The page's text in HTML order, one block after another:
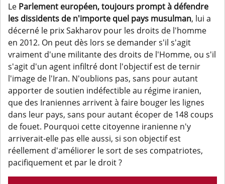
Le Parlement européen, toujours prompt à défendre
les dissidents de n'importe quel pays musulman, lui a
décerné le prix Sakharov pour les droits de l'homme
en 2012. On peut dès lors se demander s'il s'agit
vraiment d'une militante des droits de l'Homme, ou s'il
s'agit d'un agent infiltré dont l'objectif est de ternir
l'image de l'Iran. N'oublions pas, sans pour autant
apporter de soutien indéfectible au régime iranien,
que des Iraniennes arrivent à faire bouger les lignes
dans leur pays, sans pour autant écoper de 148 coups
de fouet. Pourquoi cette citoyenne iranienne n'y
arriverait-elle pas elle aussi, si son objectif est
réellement d'améliorer le sort de ses compatriotes,
pacifiquement et par le droit ?